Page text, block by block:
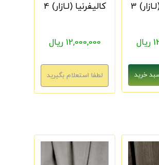
3 کالیفرنیا (لـازار) 4
12,000,000 ریال